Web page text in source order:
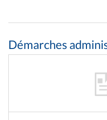
Démarches